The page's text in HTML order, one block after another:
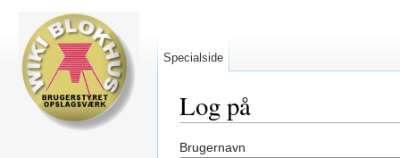
Log på
Brugernavn
Specialside